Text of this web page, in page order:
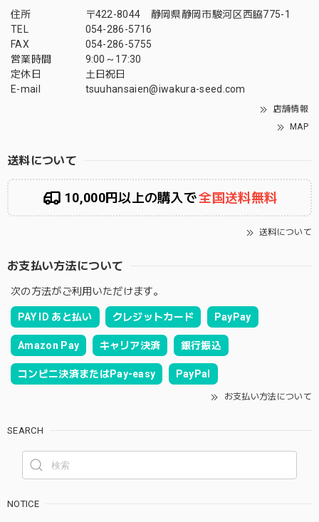
住所
〒422-8044 静岡県静岡市駿河区西脇775-1
TEL
054-286-5716
FAX
054-286-5755
営業時間
9:00～17:30
定休日
土日祝日
E-mail
tsuuhansaien@iwakura-seed.com
店舗情報
MAP
送料について
10,000円以上の購入で全国送料無料
送料について
お支払い方法について
次の方法がご利用いただけます。
PAY ID あと払い クレジットカード PayPay
Amazon Pay キャリア決済 銀行振込
コンビニ決済またはPay-easy PayPal
お支払い方法について
SEARCH
NOTICE